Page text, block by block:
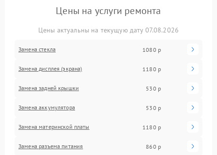
Цены на услуги ремонта
Цены актуальны на текущую дату 07.08.2026
Замена стекла 1080 р
Замена дисплея (экрана) 1180 р
Замена задней крышки 530 р
Замена аккумулятора 530 р
Замена материнской платы 1180 р
Замена разъема питания 860 р